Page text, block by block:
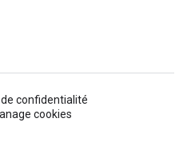
de confidentialité
cookies